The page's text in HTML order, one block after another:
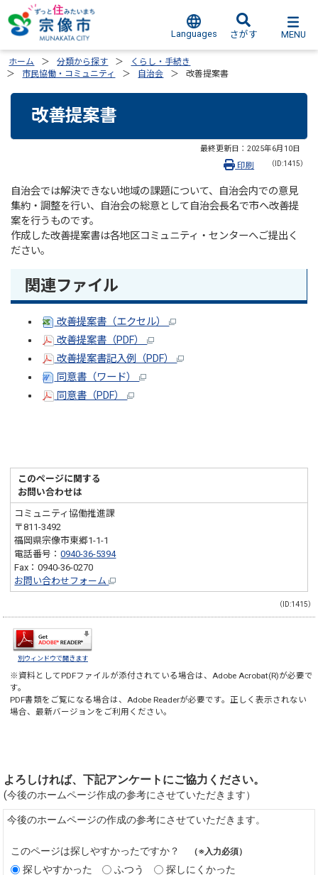
Languages さがす MENU
ホーム 分類から探す
くらし・手続き
市民協働・コミュニティ
自治会 改善提案書
改善提案書
最終更新日： 2025年6月10日
（ID:1415）
印刷
自治会では解決できない地域の課題について、自治会内での意見
集約・調整を行い、自治会の総意として自治会長名で市へ改善提
案を行うものです。
作成した改善提案書は各地区コミュニティ・センターへご提出く
ださい。
関連ファイル
改善提案書（エクセル）
改善提案書（PDF）
改善提案書記入例（PDF）
同意書（ワード）
同意書（PDF）
このページに関する
お問い合わせは
コミュニティ協働推進課
〒811-3492
福岡県宗像市東郷1-1-1
電話番号：0940-36-5394
Fax：0940-36-0270
お問い合わせフォーム
（ID:1415）
別ウィンドウで開きます
※資料としてPDFファイルが添付されている場合は、Adobe Acrobat(R)が必要で
す。
PDF書類をご覧になる場合は、Adobe Readerが必要です。正しく表示されない
場合、最新バージョンをご利用ください。